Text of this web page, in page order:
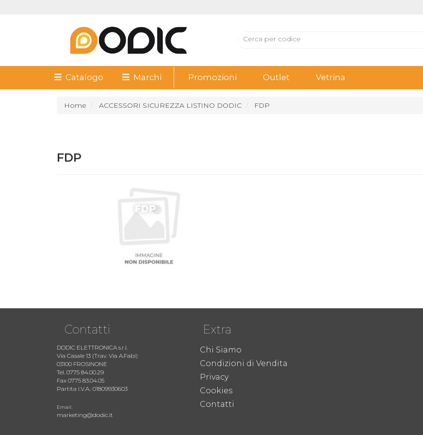
Catalogo Marchi Promozioni Outlet Vetrina
Home ACCESSORI SICUREZZA LISTINO DODIC FDP
FDP
FDP
Contatti
DODIC ELETTRONICA s.r.l.
Via Casale 13 (Trav. Via A.Fabi)
03100 FROSINONE
Tel. 0775 84.00.29
Fax 0775 83.04.05
Partita I.V.A.: 01809930603
Email:
marketing@dodic.it
Extra
Chi Siamo
Condizioni di Vendita
Privacy
Cookies
Contatti